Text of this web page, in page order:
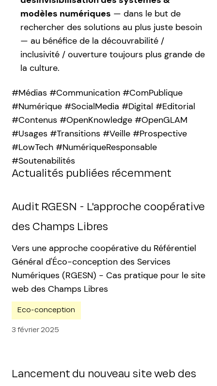
modèles numériques — dans le but de
rechercher des solutions au plus juste besoin
— au bénéfice de la découvrabilité /
inclusivité / ouverture toujours plus grande de
la culture.
#Médias #Communication #ComPublique
#Numérique #SocialMedia #Digital #Editorial
#Contenus #OpenKnowledge #OpenGLAM
#Usages #Transitions #Veille #Prospective
#LowTech #NumériqueResponsable
#Soutenabilités
Actualités publiées récemment
Audit RGESN - L'approche coopérative
des Champs Libres
Vers une approche coopérative du Référentiel
Général d'Éco-conception des Services
Numériques (RGESN) - Cas pratique pour le site
web des Champs Libres
Eco-conception
3 février 2025
Lancement du nouveau site web des